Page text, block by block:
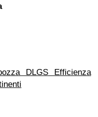
DLGS Efficienza